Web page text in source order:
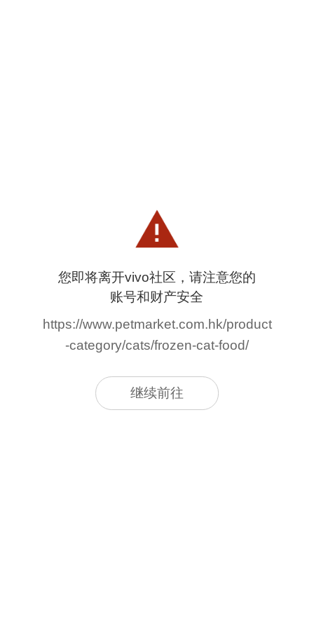
您即将离开vivo社区，请注意您的
账号和财产安全
https://www.petmarket.com.hk/product
-category/cats/frozen-cat-food/
继续前往